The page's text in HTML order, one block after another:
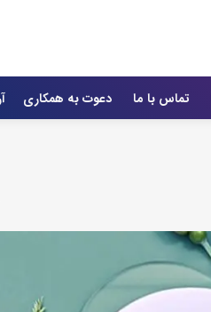
تماس با ما دعوت به همکاری